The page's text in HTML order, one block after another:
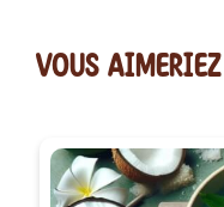
vous AIMERiEZ